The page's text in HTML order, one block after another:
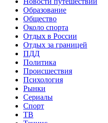
Образование
Общество
Около спорта
Отдых в России
Отдых за границей
ПДД
Политика
Происшествия
Психология
Рынки
Сериалы
Спорт
ТВ